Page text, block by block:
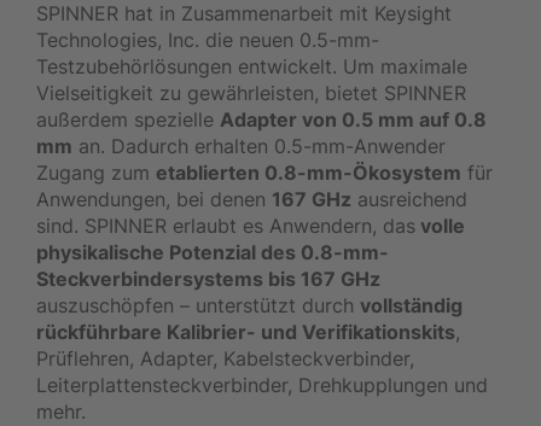
SPINNER hat in Zusammenarbeit mit Keysight
Technologies, Inc. die neuen 0.5-mm-
Testzubehörlösungen entwickelt. Um maximale
Vielseitigkeit zu gewährleisten, bietet SPINNER
außerdem spezielle Adapter von 0.5 mm auf 0.8
mm an. Dadurch erhalten 0.5-mm-Anwender
Zugang zum etablierten 0.8-mm-Ökosystem für
Anwendungen, bei denen 167 GHz ausreichend
sind. SPINNER erlaubt es Anwendern, das volle
physikalische Potenzial des 0.8-mm-
Steckverbindersystems bis 167 GHz
auszuschöpfen – unterstützt durch vollständig
rückführbare Kalibrier- und Verifikationskits,
Prüflehren, Adapter, Kabelsteckverbinder,
Leiterplattensteckverbinder, Drehkupplungen und
mehr.